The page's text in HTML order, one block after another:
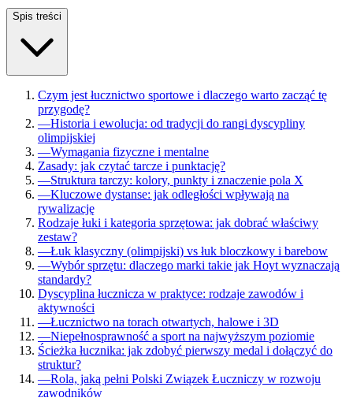
Spis treści
Czym jest łucznictwo sportowe i dlaczego warto zacząć tę
przygodę?
—Historia i ewolucja: od tradycji do rangi dyscypliny
olimpijskiej
—Wymagania fizyczne i mentalne
Zasady: jak czytać tarcze i punktację?
—Struktura tarczy: kolory, punkty i znaczenie pola X
—Kluczowe dystanse: jak odległości wpływają na
rywalizację
Rodzaje łuki i kategoria sprzętowa: jak dobrać właściwy
zestaw?
—Łuk klasyczny (olimpijski) vs łuk bloczkowy i barebow
—Wybór sprzętu: dlaczego marki takie jak Hoyt wyznaczają
standardy?
Dyscyplina łucznicza w praktyce: rodzaje zawodów i
aktywności
—Łucznictwo na torach otwartych, halowe i 3D
—Niepełnosprawność a sport na najwyższym poziomie
Ścieżka łucznika: jak zdobyć pierwszy medal i dołączyć do
struktur?
—Rola, jaką pełni Polski Związek Łuczniczy w rozwoju
zawodników